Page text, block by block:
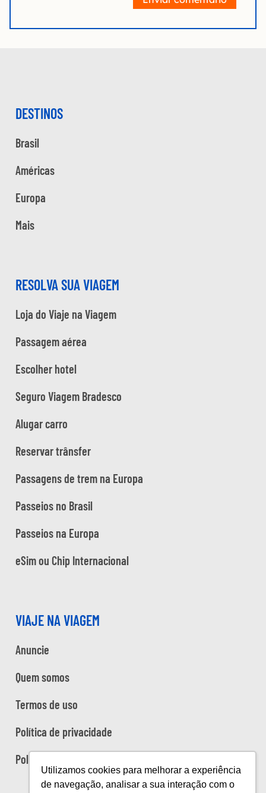
Utilizamos cookies para melhorar a experiência
de navegação, analisar a sua interação com o
DESTINOS
Brasil
Américas
Europa
Mais
RESOLVA SUA VIAGEM
Loja do Viaje na Viagem
Passagem aérea
Escolher hotel
Seguro Viagem Bradesco
Alugar carro
Reservar trânsfer
Passagens de trem na Europa
Passeios no Brasil
Passeios na Europa
eSim ou Chip Internacional
VIAJE NA VIAGEM
Anuncie
Quem somos
Termos de uso
Política de privacidade
Política de cookies